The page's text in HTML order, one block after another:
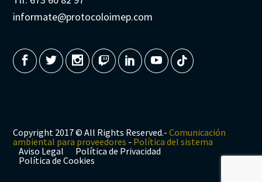
informate@protocoloimep.com
Copyright 2017 © All Rights Reserved.-Comunicación
ambiental para proveedores - Política del sistema
Aviso Legal
Política de Privacidad
Política de Cookies